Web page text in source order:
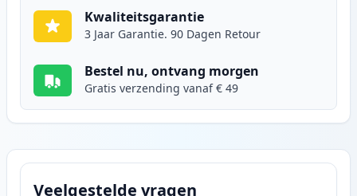
Kwaliteitsgarantie
3 Jaar Garantie. 90 Dagen Retour
Bestel nu, ontvang morgen
Gratis verzending vanaf € 49
Veelgestelde vragen